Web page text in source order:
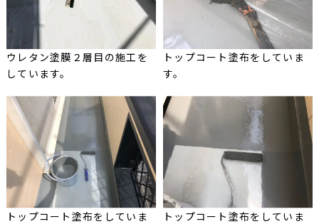
ウレタン塗膜２層目の施工を
しています。
トップコート塗布をしていま
す。
トップコート塗布をしていま
トップコート塗布をしていま